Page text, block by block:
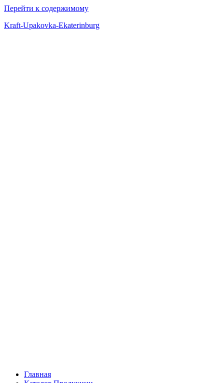
Перейти к содержимому
Kraft-Upakovka-Ekaterinburg
Главная